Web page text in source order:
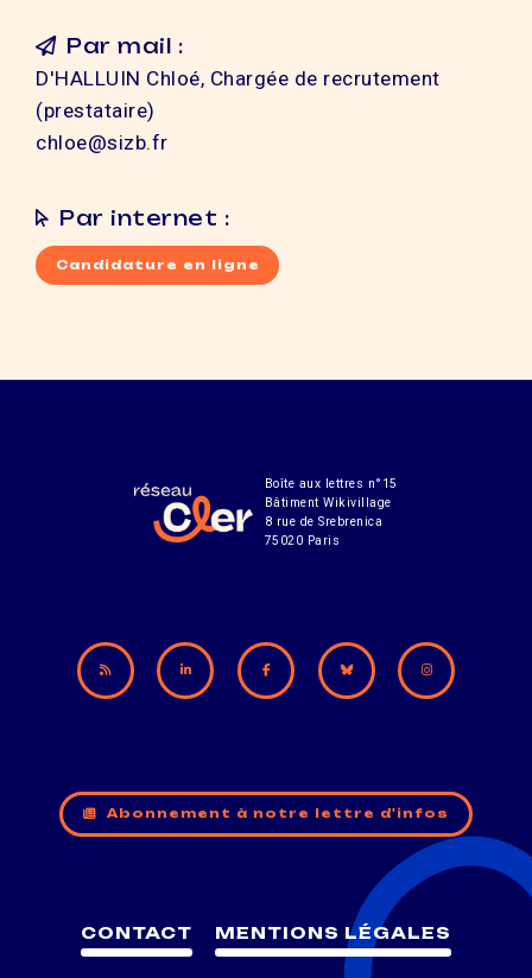
Par mail :
D'HALLUIN Chloé, Chargée de recrutement
(prestataire)
chloe@sizb.fr
Par internet :
Candidature en ligne
Boîte aux lettres n°15
Bâtiment Wikivillage
8 rue de Srebrenica
75020 Paris
Abonnement à notre lettre d'infos
CONTACT MENTIONS LÉGALES